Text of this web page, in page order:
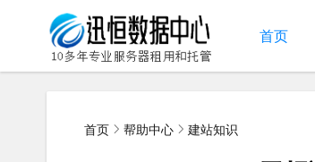
首页
首页 帮助中心 建站知识